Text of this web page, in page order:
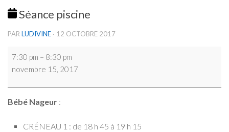
Séance piscine
PARLUDIVINE · 12 OCTOBRE 2017
Séance
7:30 pm – 8:30 pm
novembre 15, 2017
Bébé Nageur :
CRÉNEAU 1 : de 18 h 45 à 19 h 15